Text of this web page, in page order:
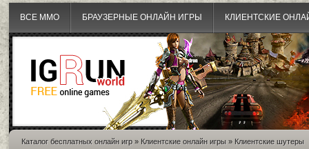
ВСЕ MMO БРАУЗЕРНЫЕ ОНЛАЙН ИГРЫ КЛИЕНТСКИЕ
Каталог бесплатных онлайн игр » Клиентские онлайн игры » Клиентские шутеры